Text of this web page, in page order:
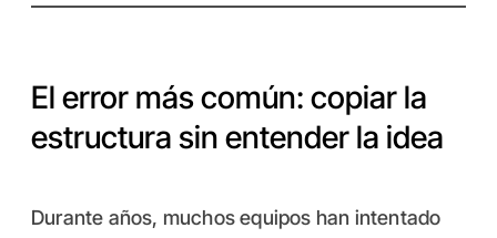
El error más común: copiar la
estructura sin entender la idea
Durante años, muchos equipos han intentado